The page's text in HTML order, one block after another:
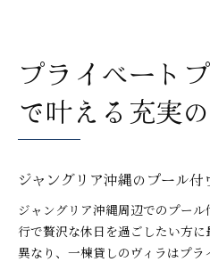
プライベート
で叶える充実
ジャングリア沖縄のプール
ジャングリア沖縄周辺でのプー
行で贅沢な休日を過ごしたい方
異なり、一棟貸しのヴィラはプ